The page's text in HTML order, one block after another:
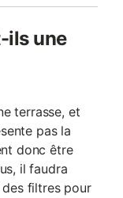
ils une
terrasse, et
pas la
donc être
il faudra
filtres pour